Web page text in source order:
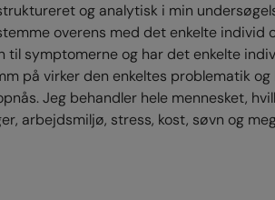
og analytisk i min
overens med det enkelte individ
til symptomerne og har det enkelte
på virker den enkeltes problematik
Jeg behandler hele mennesket,
arbejdsmiljø, stress, kost, søvn og